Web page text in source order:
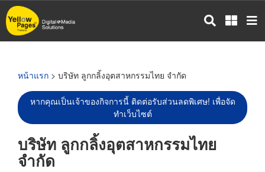
ข้าม
ไป
หน้าแรก > บริษัท ลูกกลิ้งอุตสาหกรรมไทย จำกัด
หากคุณเป็นเจ้าของกิจการนี้ ติดต่อรับส่วนลดพิเศษ! เพื่อจัด
ทำเว็บไซต์
บริษัท ลูกกลิ้งอุตสาหกรรมไทย
จำกัด